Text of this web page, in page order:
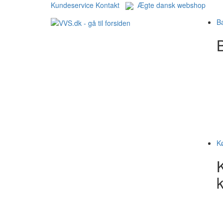
Kundeservice Kontakt
Ægte dansk webshop